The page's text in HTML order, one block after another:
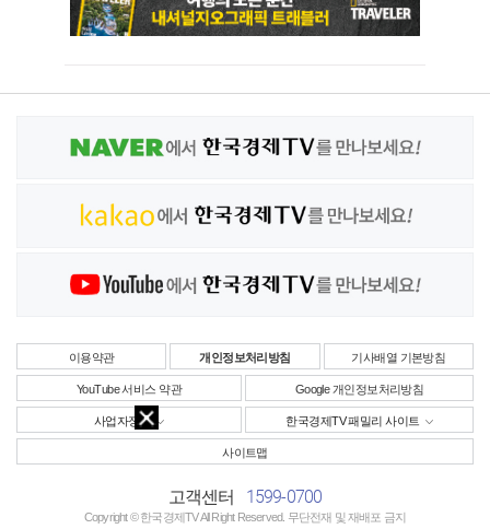
이용약관 개인정보처리방침 기사배열 기본방침
YouTube 서비스 약관 Google 개인정보처리방침
사업자정보 한국경제TV 패밀리 사이트
사이트맵
고객센터 1599-0700
Copyright © 한국경제TV All Right Reserved. 무단전재 및 재배포 금지